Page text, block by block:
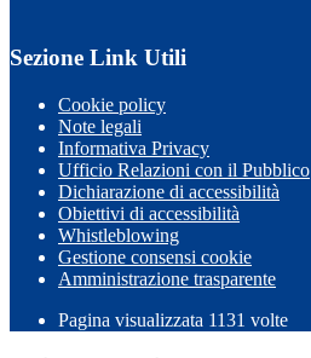
Sezione Link Utili
Cookie policy
Note legali
Informativa Privacy
Ufficio Relazioni con il Pubblico
Dichiarazione di accessibilità
Obiettivi di accessibilità
Whistleblowing
Gestione consensi cookie
Amministrazione trasparente
Pagina visualizzata 1131 volte